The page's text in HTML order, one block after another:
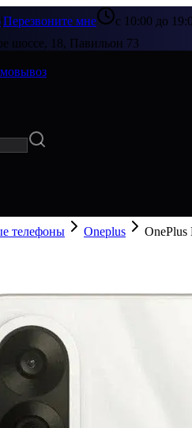
|Перезвоните мне
с 10:00 до
шоссе, 18, Павильон 73
телефоны Oneplus
OnePlus